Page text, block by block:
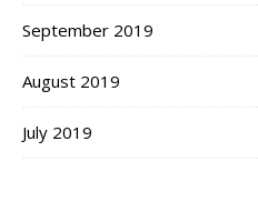
September 2019
August 2019
July 2019